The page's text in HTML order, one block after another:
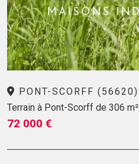
PONT-SCORFF (56620)
Terrain à Pont-Scorff de 306 m²
72 000 €